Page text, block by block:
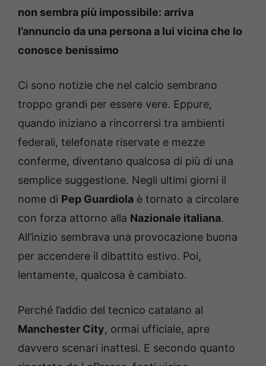
non sembra più impossibile: arriva
l’annuncio da una persona a lui vicina che lo
conosce benissimo
Ci sono notizie che nel calcio sembrano
troppo grandi per essere vere. Eppure,
quando iniziano a rincorrersi tra ambienti
federali, telefonate riservate e mezze
conferme, diventano qualcosa di più di una
semplice suggestione. Negli ultimi giorni il
nome di Pep Guardiola è tornato a circolare
con forza attorno alla Nazionale italiana.
All’inizio sembrava una provocazione buona
per accendere il dibattito estivo. Poi,
lentamente, qualcosa è cambiato.
Perché l’addio del tecnico catalano al
Manchester City, ormai ufficiale, apre
davvero scenari inattesi. E secondo quanto